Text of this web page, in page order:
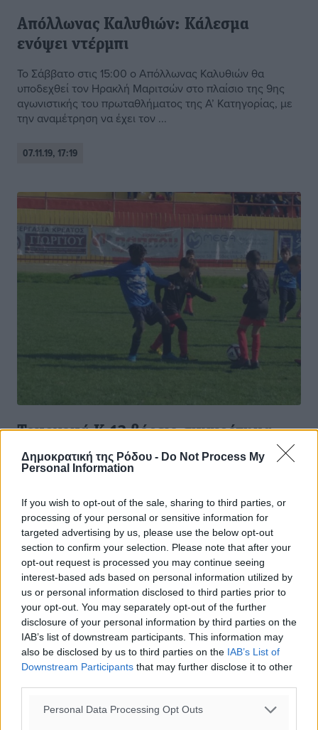
Δημοκρατική της Ρόδου - Do Not Process My
Personal Information
If you wish to opt-out of the sale, sharing to third parties, or
processing of your personal or sensitive information for
targeted advertising by us, please use the below opt-out
section to confirm your selection. Please note that after your
opt-out request is processed you may continue seeing
interest-based ads based on personal information utilized by
us or personal information disclosed to third parties prior to
your opt-out. You may separately opt-out of the further
disclosure of your personal information by third parties on the
IAB’s list of downstream participants. This information may
also be disclosed by us to third parties on the IAB’s List of
Downstream Participants that may further disclose it to other
Personal Data Processing Opt Outs
Απόλλωνας Καλυθιών: Κάλεσμα
ενόψει ντέρμπι
Το Σάββατο στις 15:00 ο Απόλλωνας Καλυθιών θα
υποδεχθεί τον Ηρακλή Μαριτσών στο πλαίσιο της 9ης
αγωνιστικής του πρωταθλήματος της Α’ Κατηγορίας, με
την αναμέτρηση να έχει τον ...
07.11.19, 17:19
Τουρνουά Κ-12 βόρειο συγκρότημα:
Σαββατοκύριακο με δράση
αναμετρήσεις του τουρνουά Κ-12 στο βόρειο
συγκρότημα, που αφορούν την 1η και 3η αγωνιστική, με
την ΕΠΣΔ να ανακοινώνει το αγωνιστικό ...
07.11.19, 17:18